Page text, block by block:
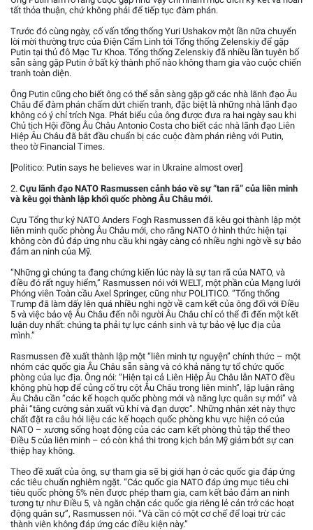
tất thỏa thuận, chứ không phải để tiếp tục đàm phán.
Trước đó cùng ngày, cố vấn tổng thống Yuri Ushakov một lần nữa chuyển
lời mời thường trực của Điện Cẩm Linh tới Tổng thống Zelenskiy để gặp
Putin tại thủ đô Mạc Tư Khoa. Tổng thống Zelenskiy đã nhiều lần tuyên bố
sẵn sàng gặp Putin ở bất kỳ thành phố nào không tham gia vào cuộc chiến
tranh toàn diện.
Ông Putin cũng cho biết ông có thể sẵn sàng gặp gỡ các nhà lãnh đạo Âu
Châu để đàm phán chấm dứt chiến tranh, đặc biệt là những nhà lãnh đạo
không có ý chỉ trích Nga. Phát biểu của ông được đưa ra hai ngày sau khi
Chủ tịch Hội đồng Âu Châu Antonio Costa cho biết các nhà lãnh đạo Liên
Hiệp Âu Châu đã bắt đầu chuẩn bị các cuộc đàm phán riêng với Putin,
theo tờ Financial Times.
[Politico: Putin says he believes war in Ukraine almost over]
2. Cựu lãnh đạo NATO Rasmussen cảnh báo về sự “tan rã” của liên minh
và kêu gọi thành lập khối quốc phòng Âu Châu mới.
Cựu Tổng thư ký NATO Anders Fogh Rasmussen đã kêu gọi thành lập một
liên minh quốc phòng Âu Châu mới, cho rằng NATO ở hình thức hiện tại
không còn đủ đáp ứng nhu cầu khi ngày càng có nhiều nghi ngờ về sự bảo
đảm an ninh của Mỹ.
“Những gì chúng ta đang chứng kiến lúc này là sự tan rã của NATO, và
điều đó rất nguy hiểm,” Rasmussen nói với WELT, một phần của Mạng lưới
Phóng viên Toàn cầu Axel Springer, cũng như POLITICO. “Tổng thống
Trump đã làm dấy lên quá nhiều nghi ngờ về cam kết của ông đối với Điều
5 và việc bảo vệ Âu Châu đến nỗi người Âu Châu chỉ có thể đi đến một kết
luận duy nhất: chúng ta phải tự lực cánh sinh và tự bảo vệ lục địa của
mình.”
Rasmussen đề xuất thành lập một “liên minh tự nguyện” chính thức – một
nhóm các quốc gia Âu Châu sẵn sàng và có khả năng tự tổ chức quốc
phòng của lục địa. Ông nói: “Hiện tại cả Liên Hiệp Âu Châu lẫn NATO đều
không phù hợp để củng cố trụ cột Âu Châu trong liên minh”, lập luận rằng
Âu Châu cần “các kế hoạch quốc phòng mới và năng lực quân sự mới” và
phải “tăng cường sản xuất vũ khí và đạn dược”. Những nhận xét này thực
chất đặt ra câu hỏi liệu các kế hoạch quốc phòng khu vực hiện có của
NATO – xương sống hoạt động của các cam kết phòng thủ tập thể theo
Điều 5 của liên minh – có còn khả thi trong kịch bản Mỹ giảm bớt sự can
thiệp hay không.
Theo đề xuất của ông, sự tham gia sẽ bị giới hạn ở các quốc gia đáp ứng
các tiêu chuẩn nghiêm ngặt. “Các quốc gia NATO đáp ứng mục tiêu chi
tiêu quốc phòng 5% nên được phép tham gia, cam kết bảo đảm an ninh
tương tự như Điều 5, và ngăn chặn các quốc gia riêng lẻ cản trở các hoạt
động quân sự”, Rasmussen nói. “Và cần có một cơ chế để loại trừ các
thành viên không đáp ứng các điều kiện này.”